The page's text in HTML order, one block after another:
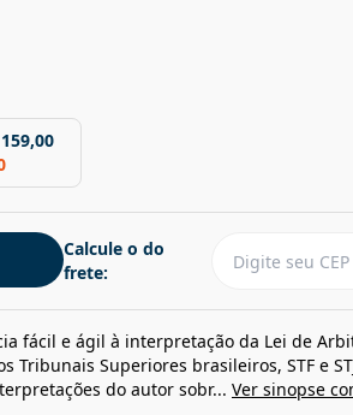
Calcule o do
frete:
fácil e ágil à interpretação da Lei de
Superiores brasileiros, STF e
do autor sobr... Ver sinopse